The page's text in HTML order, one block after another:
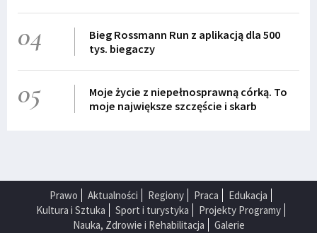
04
Bieg Rossmann Run z aplikacją dla 500
tys. biegaczy
05
Moje życie z niepełnosprawną córką. To
moje największe szczęście i skarb
Prawo Aktualności Regiony Praca
Edukacja
Kultura i Sztuka
Sport i turystyka
Projekty Programy
Nauka, Zdrowie i Rehabilitacja
Galerie